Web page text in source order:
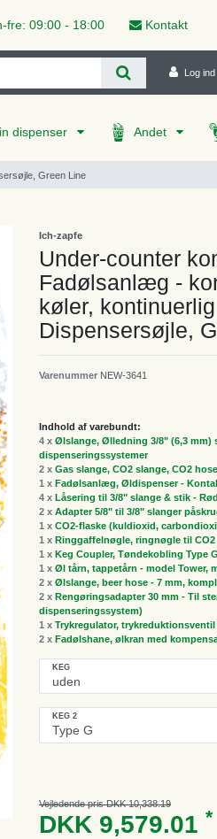
fre: 09:00 - 18:00 Kontakt
Log ind
dispenser Andet
Green Line
Ich-zapfe
Under-counter
Fadølsanlæg -
køler,
Dispensersøjle,
Varenummer NEW-3641
Indhold af varebundt:
4 x Ølslange, Ølledning 3/8" (6,3
dispenseringssystemer
2 x Gas slange, CO2 slange, CO2
1 x Fadølsanlæg, Øldispenser -
4 x Låsering til 3/8" slange & stik -
2 x Adapter 5/8" til 3/8" slanger
1 x CO2-flaske (kuldioxid,
1 x Ringgaffelnøgle, ringnøgle til CO2
1 x Keg Coupler, Tøndekobling Type
1 x Øl tårn, tappetårn - model Tower,
2 x Ølslange, beer hose - 7 mm,
2 x Rengøringsadapter 30 mm - Til
dispenseringssystem)
1 x Trykregulator,
2 x Fadølshane, ølkran med
KEG
KEG 2
Vejledende pris DKK 10,338.19
DKK 9,579.01 *